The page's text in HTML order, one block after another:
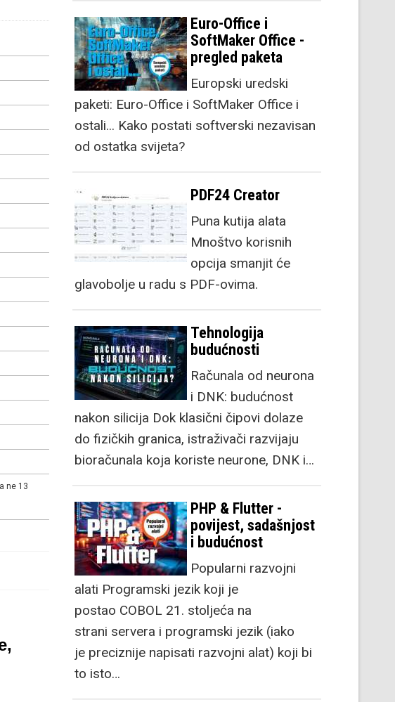
ne 13
Euro-Office i
SoftMaker Office -
pregled paketa
Europski uredski
paketi: Euro-Office i SoftMaker Office i
ostali... Kako postati softverski nezavisan
od ostatka svijeta?
PDF24 Creator
Puna kutija alata
Mnoštvo korisnih
opcija smanjit će
glavobolje u radu s PDF-ovima.
Tehnologija
budućnosti
Računala od neurona
i DNK: budućnost
nakon silicija Dok klasični čipovi dolaze
do fizičkih granica, istraživači razvijaju
bioračunala koja koriste neurone, DNK i…
PHP & Flutter -
povijest, sadašnjost
i budućnost
Popularni razvojni
alati Programski jezik koji je
postao COBOL 21. stoljeća na
strani servera i programski jezik (iako
je preciznije napisati razvojni alat) koji bi
to isto…